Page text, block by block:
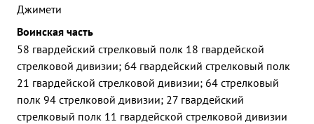
Джимети
Воинская часть
58 гвардейский стрелковый полк 18 гвардейской
стрелковой дивизии; 64 гвардейский стрелковый полк
21 гвардейской стрелковой дивизии; 64 стрелковый
полк 94 стрелковой дивизии; 27 гвардейский
стрелковый полк 11 гвардейской стрелковой дивизии